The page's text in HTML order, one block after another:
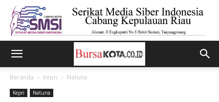
Beranda Kepri Natuna
Kepri Natuna